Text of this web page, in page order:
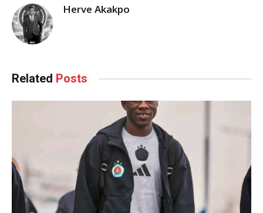
Herve Akakpo
Related Posts